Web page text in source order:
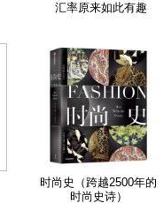
汇率原来如此有趣
时尚史（跨越2500年的
时尚史诗）